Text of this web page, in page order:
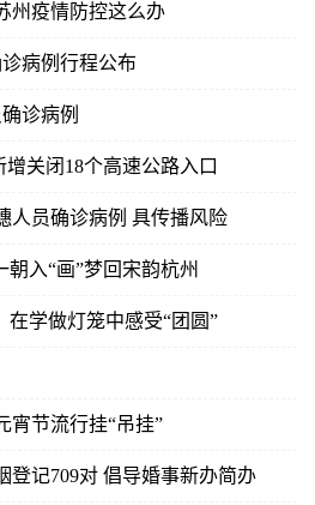
州疫情防控这么办
病例行程公布
诊病例
关闭18个高速公路入口
人员确诊病例 具传播风险
朝入“画”梦回宋韵杭州
在学做灯笼中感受“团圆”
宵节流行挂“吊挂”
登记709对 倡导婚事新办简办